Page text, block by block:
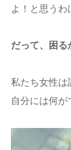
よ！と思うわ
だって、困る
私たち女性は
自分には何が